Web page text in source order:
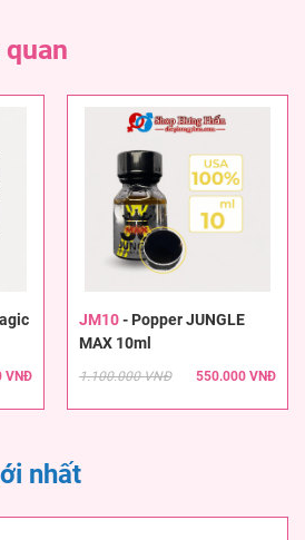
VNĐ
JM10- Popper JUNGLE
MAX 10ml
1.100.000 VNĐ 550.000 VNĐ
nhất